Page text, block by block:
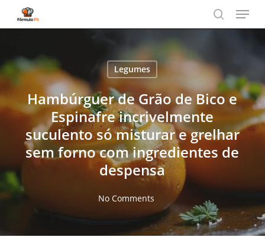
search
Menu
Legumes
Hambúrguer de Grão de Bico e
Espinafre incrivelmente
suculento só misturar e grelhar
sem forno com ingredientes de
despensa
No Comments